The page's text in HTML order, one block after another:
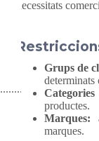
necessitats
Grups de
determinats
productes.
Marques:
marques.